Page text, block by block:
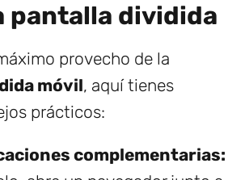
pantalla dividida
provecho de la
móvil, aquí tienes
prácticos:
complementarias: